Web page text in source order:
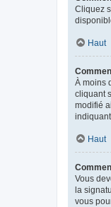
Cliquez
Haut
À moins
cliquant
modifié
Haut
Vous
la
vous